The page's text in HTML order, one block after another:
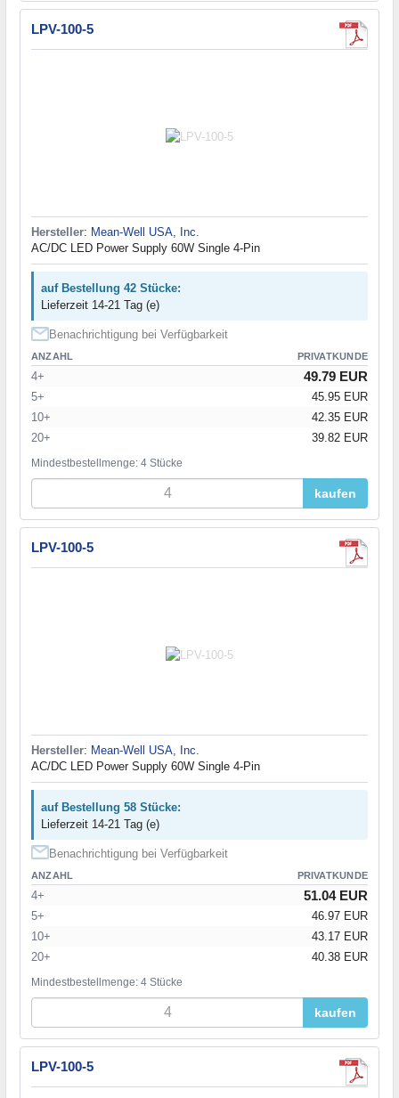
LPV-100-5
Hersteller: Mean-Well USA, Inc.
AC/DC LED Power Supply 60W Single 4-Pin
auf Bestellung 42 Stücke:
Lieferzeit 14-21 Tag (e)
Benachrichtigung bei Verfügbarkeit
ANZAHL PRIVATKUNDE
4+ 49.79 EUR
5+
45.95 EUR
10+
42.35 EUR
20+
39.82 EUR
Mindestbestellmenge: 4 Stücke
kaufen
LPV-100-5
Hersteller: Mean-Well USA, Inc.
AC/DC LED Power Supply 60W Single 4-Pin
auf Bestellung 58 Stücke:
Lieferzeit 14-21 Tag (e)
Benachrichtigung bei Verfügbarkeit
ANZAHL PRIVATKUNDE
4+ 51.04 EUR
5+
46.97 EUR
10+
43.17 EUR
20+
40.38 EUR
Mindestbestellmenge: 4 Stücke
kaufen
LPV-100-5